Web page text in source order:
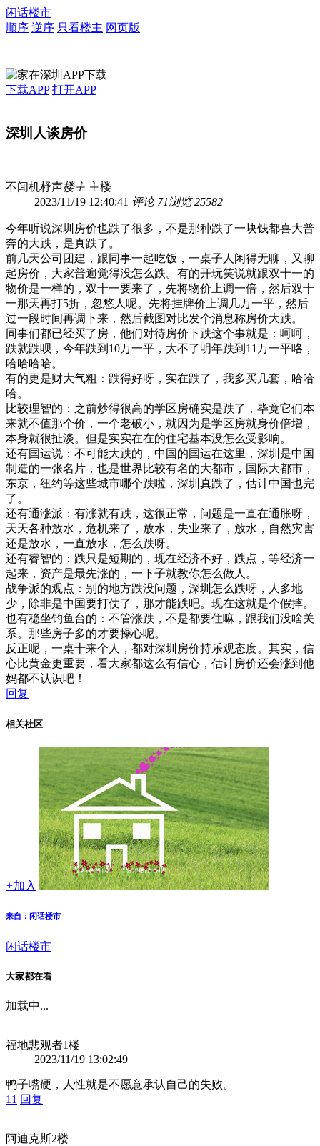
闲话楼市
顺序 逆序 只看楼主 网页版
下载APP 打开APP
+
深圳人谈房价
不闻机杼声楼主 主楼
2023/11/19 12:40:41 评论 71浏览 25582
今年听说深圳房价也跌了很多，不是那种跌了一块钱都喜大普
奔的大跌，是真跌了。
前几天公司团建，跟同事一起吃饭，一桌子人闲得无聊，又聊
起房价，大家普遍觉得没怎么跌。有的开玩笑说就跟双十一的
物价是一样的，双十一要来了，先将物价上调一倍，然后双十
一那天再打5折，忽悠人呢。先将挂牌价上调几万一平，然后
过一段时间再调下来，然后截图对比发个消息称房价大跌。
同事们都已经买了房，他们对待房价下跌这个事就是：呵呵，
跌就跌呗，今年跌到10万一平，大不了明年跌到11万一平咯，
哈哈哈哈。
有的更是财大气粗：跌得好呀，实在跌了，我多买几套，哈哈
哈。
比较理智的：之前炒得很高的学区房确实是跌了，毕竟它们本
来就不值那个价，一个老破小，就因为是学区房就身价倍增，
本身就很扯淡。但是实实在在的住宅基本没怎么受影响。
还有国运说：不可能大跌的，中国的国运在这里，深圳是中国
制造的一张名片，也是世界比较有名的大都市，国际大都市，
东京，纽约等这些城市哪个跌啦，深圳真跌了，估计中国也完
了。
还有通涨派：有涨就有跌，这很正常，问题是一直在通胀呀，
天天各种放水，危机来了，放水，失业来了，放水，自然灾害
还是放水，一直放水，怎么跌呀。
还有睿智的：跌只是短期的，现在经济不好，跌点，等经济一
起来，资产是最先涨的，一下子就教你怎么做人。
战争派的观点：别的地方跌没问题，深圳怎么跌呀，人多地
少，除非是中国要打仗了，那才能跌吧。现在这就是个假摔。
也有稳坐钓鱼台的：不管涨跌，不是都要住嘛，跟我们没啥关
系。那些房子多的才要操心呢。
反正呢，一桌十来个人，都对深圳房价持乐观态度。其实，信
心比黄金更重要，看大家都这么有信心，估计房价还会涨到他
妈都不认识吧！
回复
相关社区
+加入
来自：闲话楼市
闲话楼市
大家都在看
加载中...
福地悲观者1楼
2023/11/19 13:02:49
鸭子嘴硬，人性就是不愿意承认自己的失败。
11 回复
阿迪克斯2楼